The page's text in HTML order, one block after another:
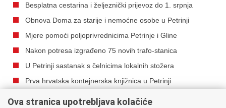
Besplatna cestarina i željeznički prijevoz do 1. srpnja
Obnova Doma za starije i nemoćne osobe u Petrinji
Mjere pomoći poljoprivrednicima Petrinje i Gline
Nakon potresa izgrađeno 75 novih trafo-stanica
U Petrinji sastanak s čelnicima lokalnih stožera
Prva hrvatska kontejnerska knjižnica u Petrinji
Ova stranica upotrebljava kolačiće